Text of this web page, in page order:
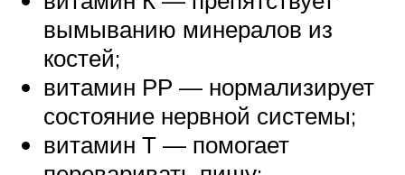
вымыванию минералов из
костей;
витамин РР — нормализирует
состояние нервной системы;
витамин Т — помогает